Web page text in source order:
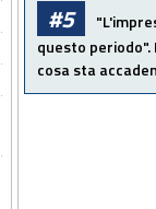
#5
questo periodo".
cosa sta